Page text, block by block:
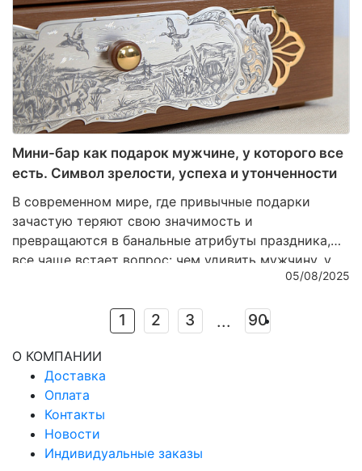
расскажем о семи серебряных предметах, которые
из простой вещи превращаются в настоящую
семейную реликвию.
Мини-бар как подарок мужчине, у которого все
есть. Символ зрелости, успеха и утонченности
В современном мире, где привычные подарки
зачастую теряют свою значимость и
превращаются в банальные атрибуты праздника,
все чаще встает вопрос: чем удивить мужчину, у
которого, кажется, уже есть абсолютно все? Ответ
выгоде, а в эстетике и глубинном символизме.
Настоящий подарок – это не вещь, которую можно
использовать ежедневно без особого внимания, а
предмет, который станет выражением уважения,
признания и тонкого вкуса. Именно поэтому мини-
бар из благородных материалов — это больше, чем
подарок. Это знак зрелости, успеха и внутреннего
достоинства.
05/08/2025
1 2 3 ... 90
О КОМПАНИИ
Доставка
Оплата
Контакты
Новости
Индивидуальные заказы